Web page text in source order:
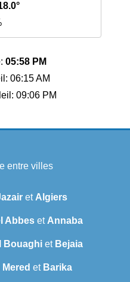
05:58 PM
06:15 AM
09:06 PM
entre villes
et Algiers
Abbeset Annaba
Bouaghiet Bejaia
Mered et Barika